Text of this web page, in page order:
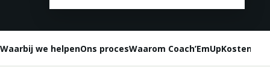
Waarbij we helpenOns procesWaarom Coach’EmUpKosten en